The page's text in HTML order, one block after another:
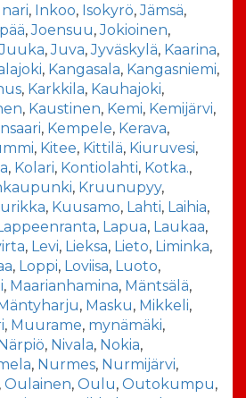
, Inkoo, Isokyrö,Jämsä,
,Joensuu,Jokioinen,
Juuka,Juva,Jyväskylä, Kaarina,
, Kangasala, Kangasniemi,
, Karkkila, Kauhajoki,
, Kaustinen, Kemi, Kemijärvi,
, Kempele, Kerava,
, Kitee, Kittilä, Kiuruvesi,
, Kolari, Kontiolahti, Kotka.,
, Kruunupyy,
, Kuusamo, Lahti, Laihia,
, Lapua, Laukaa,
, Levi, Lieksa, Lieto, Liminka,
, Loppi, Loviisa, Luoto,
, Maarianhamina, Mäntsälä,
, Masku, Mikkeli,
, Muurame, mynämäki,
, Nivala, Nokia,
, Nurmes, Nurmijärvi,
, Oulainen, Oulu, Outokumpu,